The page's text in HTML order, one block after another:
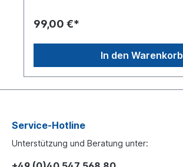
99,00 €*
In den Warenkorb
Service-Hotline
Unterstützung und Beratung unter: